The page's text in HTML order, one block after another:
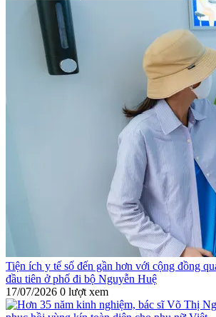
Tiện ích y tế số đến gần hơn với cộng đồng
đầu tiên ở phố đi bộ Nguyễn Huệ
17/07/2026 0 lượt xem